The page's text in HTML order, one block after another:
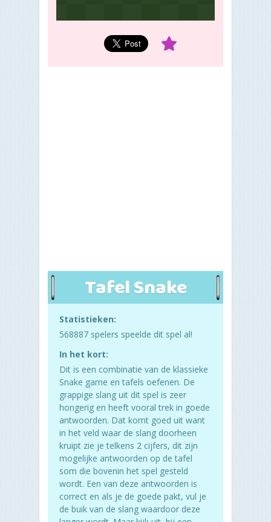
Tafel Snake
Statistieken:
568887 spelers speelde dit spel al!
In het kort:
Dit is een combinatie van de klassieke
Snake game en tafels oefenen. De
grappige slang uit dit spel is zeer
hongerig en heeft vooral trek in goede
antwoorden. Dat komt goed uit want
in het veld waar de slang doorheen
kruipt zie je telkens 2 cijfers, dit zijn
mogelijke antwoorden op de tafel
som die bovenin het spel gesteld
wordt. Een van deze antwoorden is
correct en als je de goede pakt, vul je
de buik van de slang waardoor deze